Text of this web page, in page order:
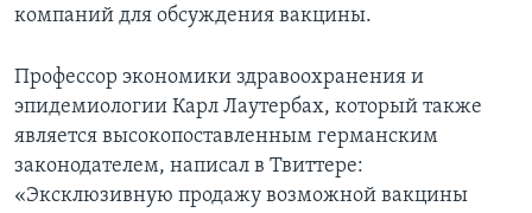
компаний для обсуждения вакцины.
Профессор экономики здравоохранения и
эпидемиологии Карл Лаутербах, который также
является высокопоставленным германским
законодателем, написал в Твиттере:
«Эксклюзивную продажу возможной вакцины